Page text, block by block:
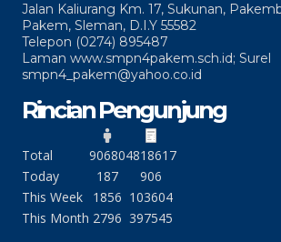
Jalan Kaliurang Km. 17, Sukunan,
Pakem, Sleman, D.I.Y 55582
Telepon (0274) 895487
Laman www.smpn4pakem.sch.id; Surel
smpn4_pakem@yahoo.co.id
Rincian Pengunjung
Total 906804818617
Today
187
906
This Week
1856 103604
This Month 2796 397545